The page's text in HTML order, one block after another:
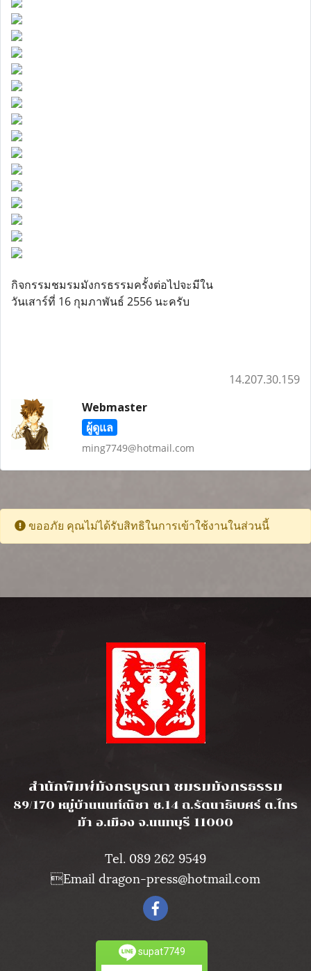
กิจกรรมชมรมมังกรธรรมครั้งต่อไปจะมีใน
วันเสาร์ที่ 16 กุมภาพันธ์ 2556 นะครับ
14.207.30.159
Webmaster
ผู้ดูแล
ming7749@hotmail.com
ขออภัย คุณไม่ได้รับสิทธิในการเข้าใช้งานในส่วนนี้
สำนักพิมพ์มังกรบูรณา ชมรมมังกรธรรม
89/170 หมู่บ้านนนท์ณิชา ซ.14 ถ.รัตนาธิเบศร์ ต.ไทร
ม้า อ.เมือง จ.นนทบุรี 11000
Tel. 089 262 9549
Email dragon-press@hotmail.com
supat7749